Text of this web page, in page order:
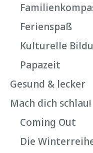
Ferienspaß
Kulturelle
Papazeit
Gesund & lecker
Mach dich schlau!
Coming Out
Die